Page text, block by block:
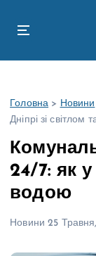
Головна > Новини
Дніпрі зі світлом
24/7: як у
водою
Новини 25